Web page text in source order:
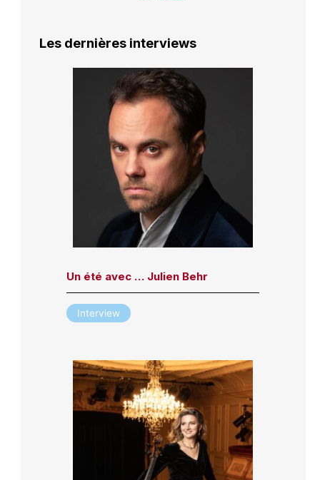
Les dernières interviews
Un été avec … Julien Behr
Interview